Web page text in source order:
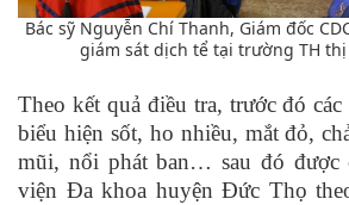
Bác sỹ Nguyễn Chí Thanh, Giám đốc
giám sát dịch tể tại trường TH
Theo kết quả điều tra, trước đó
biểu hiện sốt, ho nhiều, mắt đỏ,
mũi, nổi phát ban… sau đó được
viện Đa khoa huyện Đức Thọ